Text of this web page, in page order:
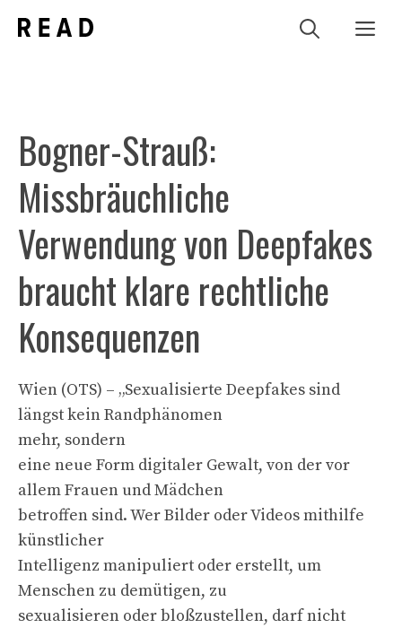
Inhalt
Bogner-Strauß:
Missbräuchliche
Verwendung von Deepfakes
braucht klare rechtliche
Konsequenzen
Wien (OTS) – „Sexualisierte Deepfakes sind
längst kein Randphänomen
mehr, sondern
eine neue Form digitaler Gewalt, von der vor
allem Frauen und Mädchen
betroffen sind. Wer Bilder oder Videos mithilfe
künstlicher
Intelligenz manipuliert oder erstellt, um
Menschen zu demütigen, zu
sexualisieren oder bloßzustellen, darf nicht